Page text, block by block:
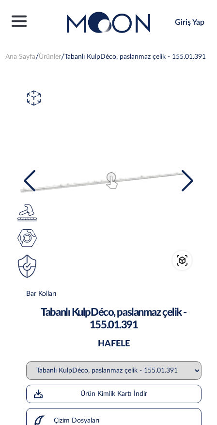
Giriş Yap
Ana Sayfa Ürünler Tabanlı KulpDéco, paslanmaz çelik - 155.01.391
Bar Kolları
Tabanlı KulpDéco, paslanmaz çelik -
155.01.391
HAFELE
Ürün Kimlik Kartı İndir
Çizim Dosyaları